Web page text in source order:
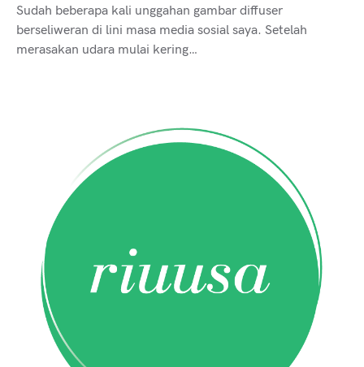
Sudah beberapa kali unggahan gambar diffuser
berseliweran di lini masa media sosial saya. Setelah
merasakan udara mulai kering…